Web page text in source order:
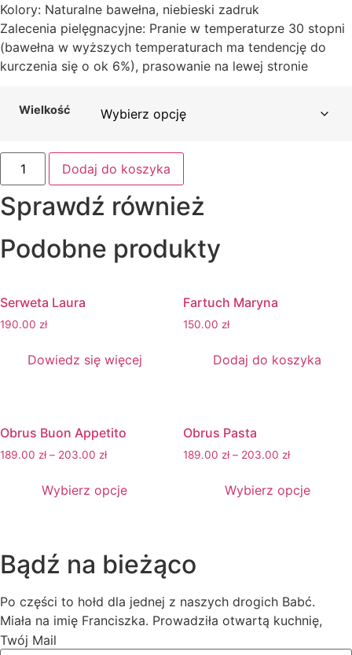
Kolory: Naturalne bawełna, niebieski zadruk
Zalecenia pielęgnacyjne: Pranie w temperaturze 30 stopni
(bawełna w wyższych temperaturach ma tendencję do
kurczenia się o ok 6%), prasowanie na lewej stronie
Wielkość
ilość
Obrus
Frania
Dodaj do koszyka
Sprawdź również
Podobne produkty
Serweta Laura
190.00 zł
Dowiedz się więcej
Fartuch Maryna
150.00 zł
Dodaj do koszyka
Obrus Buon Appetito
189.00 zł– 203.00 zł
Wybierz opcje
Opcje
wybrać
na
stronie
Obrus Pasta
189.00 zł– 203.00 zł
Wybierz opcje
Bądź na bieżąco
Po części to hołd dla jednej z naszych drogich Babć.
Miała na imię Franciszka. Prowadziła otwartą kuchnię,
Twój Mail